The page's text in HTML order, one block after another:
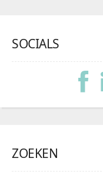
SOCIALS
ZOEKEN